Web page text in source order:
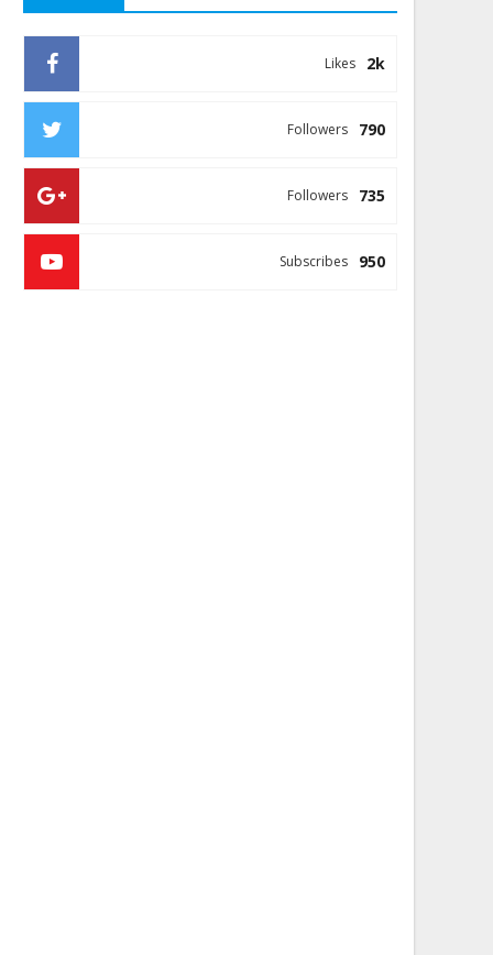
2k
Likes
790
Followers
735
Followers
950
Subscribes